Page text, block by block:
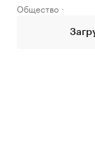
Общество